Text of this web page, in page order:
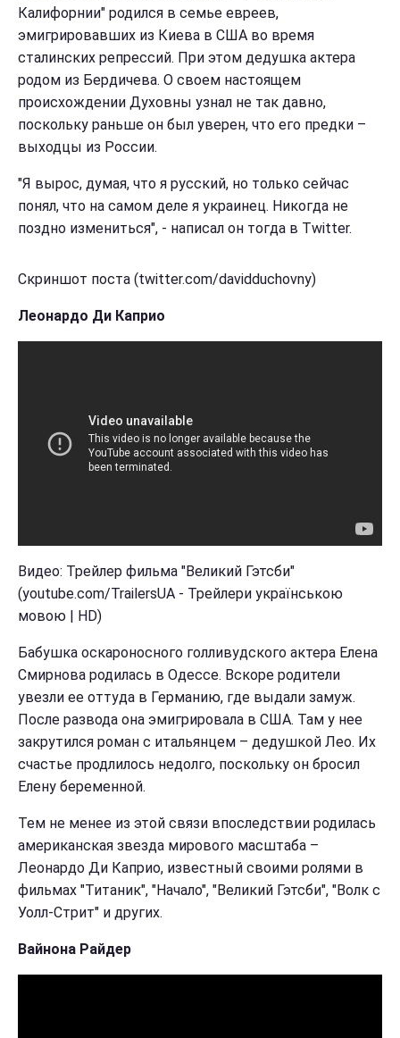
Калифорнии" родился в семье евреев,
эмигрировавших из Киева в США во время
сталинских репрессий. При этом дедушка актера
родом из Бердичева. О своем настоящем
происхождении Духовны узнал не так давно,
поскольку раньше он был уверен, что его предки –
выходцы из России.
"Я вырос, думая, что я русский, но только сейчас
понял, что на самом деле я украинец. Никогда не
поздно измениться", - написал он тогда в Twitter.
Скриншот поста (twitter.com/davidduchovny)
Леонардо Ди Каприо
Видео: Трейлер фильма "Великий Гэтсби"
(youtube.com/TrailersUA - Трейлери українською
мовою | HD)
Бабушка оскароносного голливудского актера Елена
Смирнова родилась в Одессе. Вскоре родители
увезли ее оттуда в Германию, где выдали замуж.
После развода она эмигрировала в США. Там у нее
закрутился роман с итальянцем – дедушкой Лео. Их
счастье продлилось недолго, поскольку он бросил
Елену беременной.
Тем не менее из этой связи впоследствии родилась
американская звезда мирового масштаба –
Леонардо Ди Каприо, известный своими ролями в
фильмах "Титаник", "Начало", "Великий Гэтсби", "Волк с
Уолл-Стрит" и других.
Вайнона Райдер